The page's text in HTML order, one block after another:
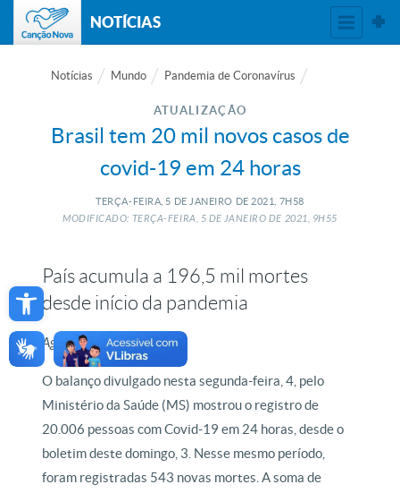
Open toolbar
NOTÍCIAS
Notícias Mundo Pandemia de Coronavírus
ATUALIZAÇÃO
Brasil tem 20 mil novos casos de
covid-19 em 24 horas
TERÇA-FEIRA, 5 DE JANEIRO DE 2021, 7H58
MODIFICADO: TERÇA-FEIRA, 5 DEJANEIRO DE 2021, 9H55
País acumula a 196,5 mil mortes
desde início da pandemia
Agência Brasil
O balanço divulgado nesta segunda-feira, 4, pelo
Ministério da Saúde (MS) mostrou o registro de
20.006 pessoas com Covid-19 em 24 horas, desde o
boletim deste domingo, 3. Nesse mesmo período,
foram registradas 543 novas mortes. A soma de